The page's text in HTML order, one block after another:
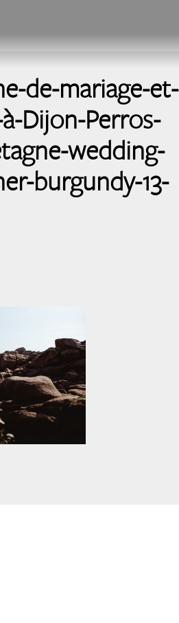
de-mariage-et-
Dijon-Perros-
wedding-
burgundy-13-